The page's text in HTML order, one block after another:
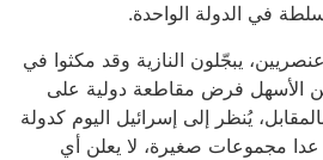
في الدولة الواحدة.
يبجّلون النازية وقد مكثوا في
الأسهل فرض مقاطعة دولية على
يُنظر إلى إسرائيل اليوم كدولة
عدا مجموعات صغيرة، لا يعلن أي